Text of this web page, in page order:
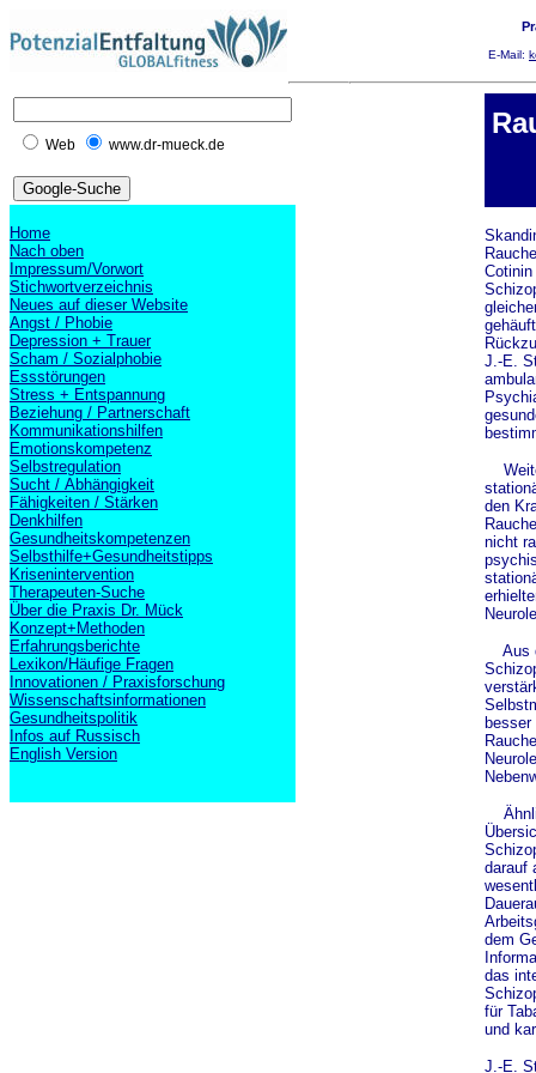
E-Mail:
Web www.dr-mueck.de
Home
Nach oben
Impressum/Vorwort
Stichwortverzeichnis
Neues auf dieser Website
Angst / Phobie
Depression + Trauer
Scham / Sozialphobie
Essstörungen
Stress + Entspannung
Beziehung / Partnerschaft
Kommunikationshilfen
Emotionskompetenz
Selbstregulation
Sucht / Abhängigkeit
Fähigkeiten / Stärken
Denkhilfen
Gesundheitskompetenzen
Selbsthilfe+Gesundheitstipps
Krisenintervention
Therapeuten-Suche
Über die Praxis Dr. Mück
Konzept+Methoden
Erfahrungsberichte
Lexikon/Häufige Fragen
Innovationen / Praxisforschung
Wissenschaftsinformationen
Gesundheitspolitik
Infos auf Russisch
English Version
J.-E.
den
nicht
Aus
darauf
dem
das
für
und
J.-E.